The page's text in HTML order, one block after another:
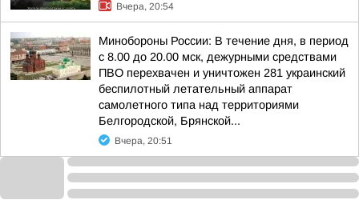
Вчера, 20:54
Минобороны России: В течение дня, в период
с 8.00 до 20.00 мск, дежурными средствами
ПВО перехвачен и уничтожен 281 украинский
беспилотный летательный аппарат
самолетного типа над территориями
Белгородской, Брянской...
Вчера, 20:51